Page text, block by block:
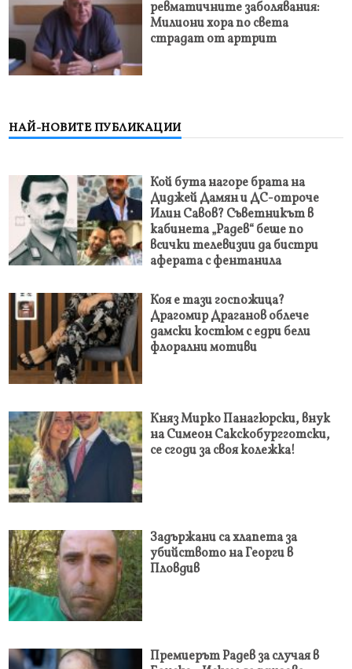
ревматичните заболявания:
Милиони хора по света
страдат от артрит
НАЙ-НОВИТЕ ПУБЛИКАЦИИ
Кой бута нагоре брата на
Диджей Дамян и ДС-отроче
Илин Савов? Съветникът в
кабинета „Радев“ беше по
всички телевизии да бистри
аферата с фентанила
Коя е тази госпожица?
Драгомир Драганов облече
дамски костюм с едри бели
флорални мотиви
Княз Мирко Панагюрски, внук
на Симеон Сакскобургготски,
се сгоди за своя колежка!
Задържани са хлапета за
убийството на Георги в
Пловдив
Премиерът Радев за случая в